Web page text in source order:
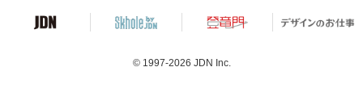
© 1997-2026 JDN Inc.